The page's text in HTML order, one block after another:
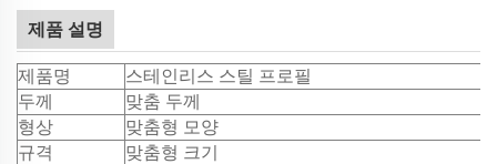
제품 설명
제품명
스테인리스 스틸 프로필
두께
맞춤 두께
형상
맞춤형 모양
규격
맞춤형 크기